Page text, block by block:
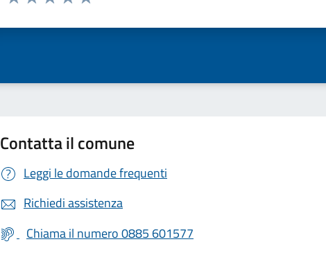
Contatta il comune
Leggi le domande frequenti
Richiedi assistenza
Chiama il numero 0885 601577